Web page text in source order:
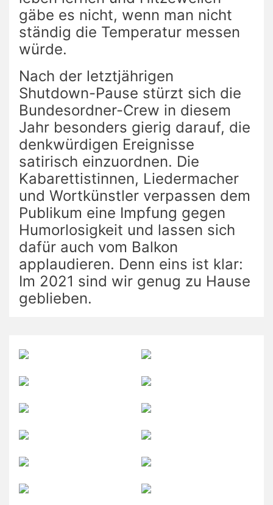
gäbe es nicht, wenn man nicht
ständig die Temperatur messen
würde.
Nach der letztjährigen
Shutdown-Pause stürzt sich die
Bundesordner-Crew in diesem
Jahr besonders gierig darauf, die
denkwürdigen Ereignisse
satirisch einzuordnen. Die
Kabarettistinnen, Liedermacher
und Wortkünstler verpassen dem
Publikum eine Impfung gegen
Humorlosigkeit und lassen sich
dafür auch vom Balkon
applaudieren. Denn eins ist klar:
Im 2021 sind wir genug zu Hause
geblieben.